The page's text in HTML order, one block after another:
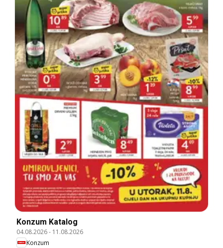
Konzum Katalog
04.08.2026- 11.08.2026
Konzum